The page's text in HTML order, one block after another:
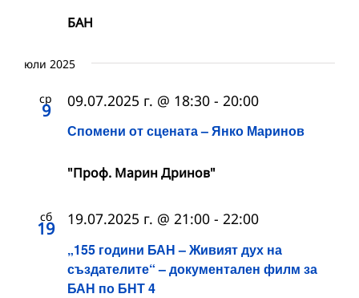
БАН
юли 2025
ср
9
Спомени от сцената – Янко Маринов
09.07.2025 г. @ 18:30 - 20:00
"Проф. Марин Дринов"
сб
19
„155 години БАН – Живият дух на
създателите“ – документален филм за
БАН по БНТ 4
19.07.2025 г. @ 21:00 - 22:00